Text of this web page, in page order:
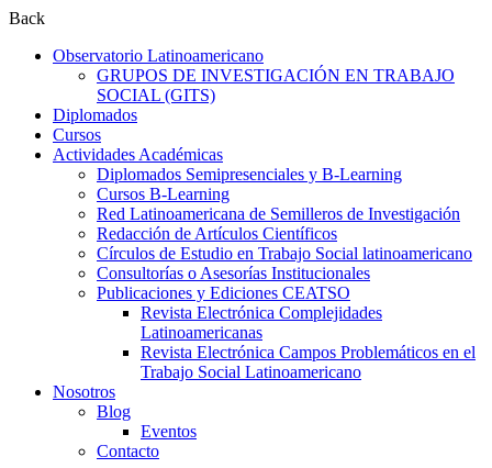
Back
Observatorio Latinoamericano
GRUPOS DE INVESTIGACIÓN EN TRABAJO
SOCIAL (GITS)
Diplomados
Cursos
Actividades Académicas
Diplomados Semipresenciales y B-Learning
Cursos B-Learning
Red Latinoamericana de Semilleros de Investigación
Redacción de Artículos Científicos
Círculos de Estudio en Trabajo Social latinoamericano
Consultorías o Asesorías Institucionales
Publicaciones y Ediciones CEATSO
Revista Electrónica Complejidades
Latinoamericanas
Revista Electrónica Campos Problemáticos en el
Trabajo Social Latinoamericano
Nosotros
Blog
Eventos
Contacto